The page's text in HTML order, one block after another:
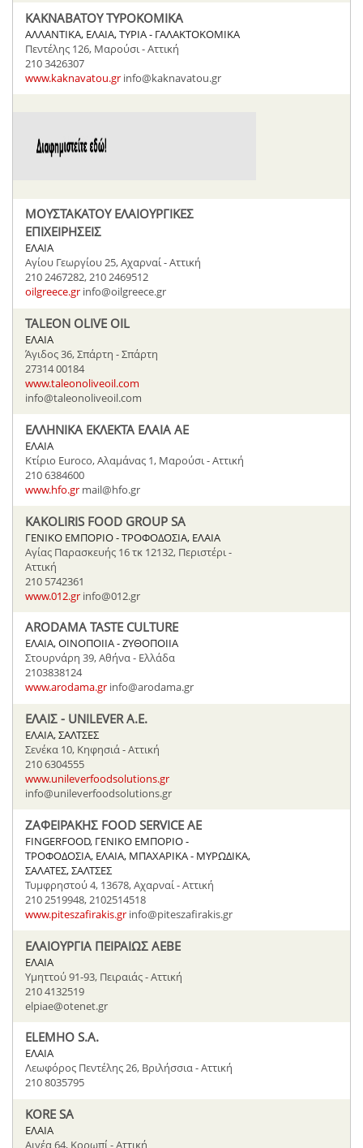
ΚΑΚΝΑΒΑΤΟΥ ΤΥΡΟΚΟΜΙΚΑ
ΑΛΛΑΝΤΙΚΑ, ΕΛΑΙΑ, ΤΥΡΙΑ - ΓΑΛΑΚΤΟΚΟΜΙΚΑ
Πεντέλης 126, Μαρούσι - Αττική
210 3426307
www.kaknavatou.gr info@kaknavatou.gr
ΜΟΥΣΤΑΚΑΤΟΥ ΕΛΑΙΟΥΡΓΙΚΕΣ
ΕΠΙΧΕΙΡΗΣΕΙΣ
ΕΛΑΙΑ
Αγίου Γεωργίου 25, Αχαρναί - Αττική
210 2467282, 210 2469512
oilgreece.gr info@oilgreece.gr
TALEON OLIVE OIL
ΕΛΑΙΑ
Άγιδος 36, Σπάρτη - Σπάρτη
27314 00184
www.taleonoliveoil.com
info@taleonoliveoil.com
ΕΛΛΗΝΙΚΑ ΕΚΛΕΚΤΑ ΕΛΑΙΑ ΑΕ
ΕΛΑΙΑ
Κτίριο Euroco, Αλαμάνας 1, Μαρούσι - Αττική
210 6384600
www.hfo.gr mail@hfo.gr
KAKOLIRIS FOOD GROUP SA
ΓΕΝΙΚΟ ΕΜΠΟΡΙΟ - ΤΡΟΦΟΔΟΣΙΑ, ΕΛΑΙΑ
Αγίας Παρασκευής 16 τκ 12132, Περιστέρι -
Αττική
210 5742361
www.012.gr info@012.gr
ARODAMA TASTE CULTURE
ΕΛΑΙΑ, ΟΙΝΟΠΟΙΙΑ - ΖΥΘΟΠΟΙΙΑ
Στουρνάρη 39, Αθήνα - Ελλάδα
2103838124
www.arodama.gr info@arodama.gr
ΕΛΑΙΣ - UNILEVER A.E.
ΕΛΑΙΑ, ΣΑΛΤΣΕΣ
Σενέκα 10, Κηφησιά - Αττική
210 6304555
www.unileverfoodsolutions.gr
info@unileverfoodsolutions.gr
ΖΑΦΕΙΡΑΚΗΣ FOOD SERVICE AE
FINGERFOOD, ΓΕΝΙΚΟ ΕΜΠΟΡΙΟ -
ΤΡΟΦΟΔΟΣΙΑ, ΕΛΑΙΑ, ΜΠΑΧΑΡΙΚΑ - ΜΥΡΩΔΙΚΑ,
ΣΑΛΑΤΕΣ, ΣΑΛΤΣΕΣ
Τυμφρηστού 4, 13678, Αχαρναί - Αττική
210 2519948, 2102514518
www.piteszafirakis.gr info@piteszafirakis.gr
ΕΛΑΙΟΥΡΓΙΑ ΠΕΙΡΑΙΩΣ ΑΕΒΕ
ΕΛΑΙΑ
Υμηττού 91-93, Πειραιάς - Αττική
210 4132519
elpiae@otenet.gr
ELEMHO S.A.
ΕΛΑΙΑ
Λεωφόρος Πεντέλης 26, Βριλήσσια - Αττική
210 8035795
KORE SA
ΕΛΑΙΑ
Αιγέα 64, Κορωπί - Αττική